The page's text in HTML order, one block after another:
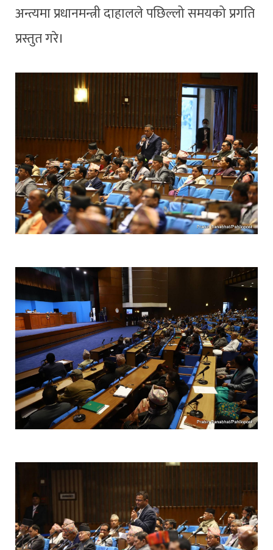
अन्त्यमा प्रधानमन्त्री दाहालले पछिल्लो समयको प्रगति
प्रस्तुत गरे।